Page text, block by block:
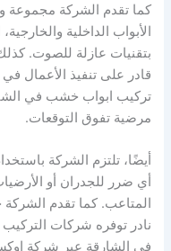
كما تقدم الشركة
الأبواب الداخلية
بتقنيات عازلة للصوت.
قادر على تنفيذ الأعمال
تركيب ابواب خشب في
مرضية تفوق التوقعات.
أيضًا، تلتزم الشركة
أي ضرر للجدران أو
المتاعب. كما تقدم الشركة
نادر توفره شركات
في الشارقة عبر شركة